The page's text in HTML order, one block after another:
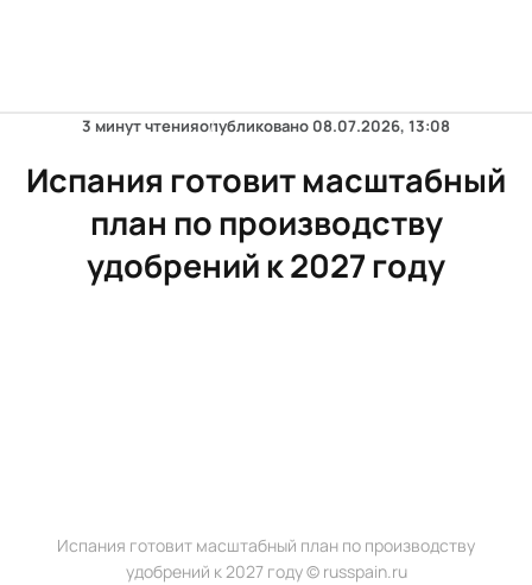
3 минут чтенияопубликовано 08.07.2026, 13:08
Испания готовит масштабный
план по производству
удобрений к 2027 году
Испания готовит масштабный план по производству
удобрений к 2027 году © russpain.ru